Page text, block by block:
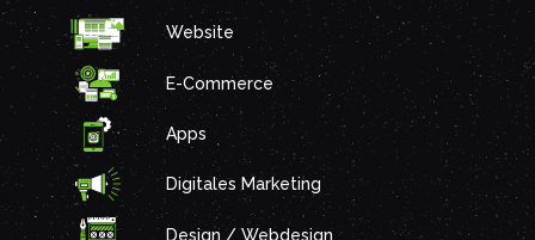
Website
E-Commerce
Apps
Digitales Marketing
Design / Webdesign